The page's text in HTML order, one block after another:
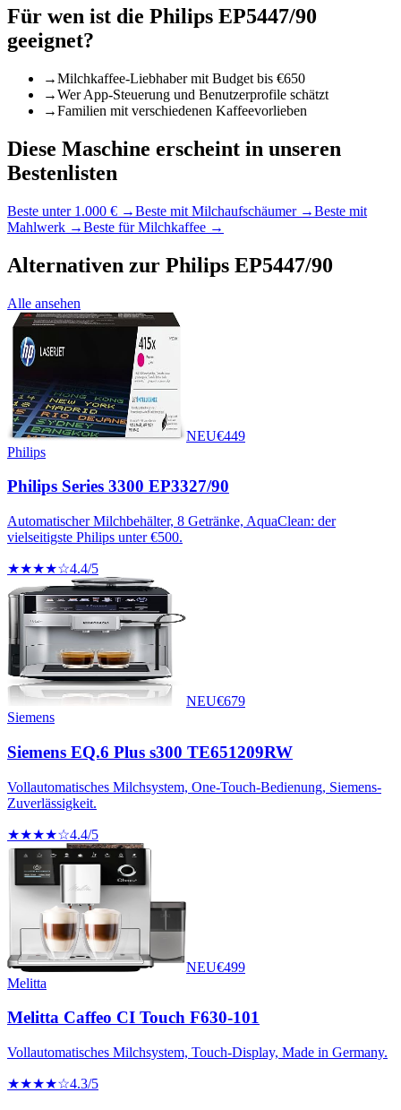
Für wen ist die Philips EP5447/90
geeignet?
→Milchkaffee-Liebhaber mit Budget bis €650
→Wer App-Steuerung und Benutzerprofile schätzt
→Familien mit verschiedenen Kaffeevorlieben
Diese Maschine erscheint in unseren
Bestenlisten
Beste unter 1.000 € →Beste mit Milchaufschäumer→Beste mit
Mahlwerk →Beste für Milchkaffee →
Alternativen zur Philips EP5447/90
Alle ansehen
NEU€449
Philips
Philips Series 3300 EP3327/90
Automatischer Milchbehälter, 8 Getränke, AquaClean: der
vielseitigste Philips unter €500.
★★★★☆4.4/5
NEU€679
Siemens
Siemens EQ.6 Plus s300 TE651209RW
Vollautomatisches Milchsystem, One-Touch-Bedienung, Siemens-
Zuverlässigkeit.
★★★★☆4.4/5
NEU€499
Melitta
Melitta Caffeo CI Touch F630-101
Vollautomatisches Milchsystem, Touch-Display, Made in Germany.
★★★★☆4.3/5